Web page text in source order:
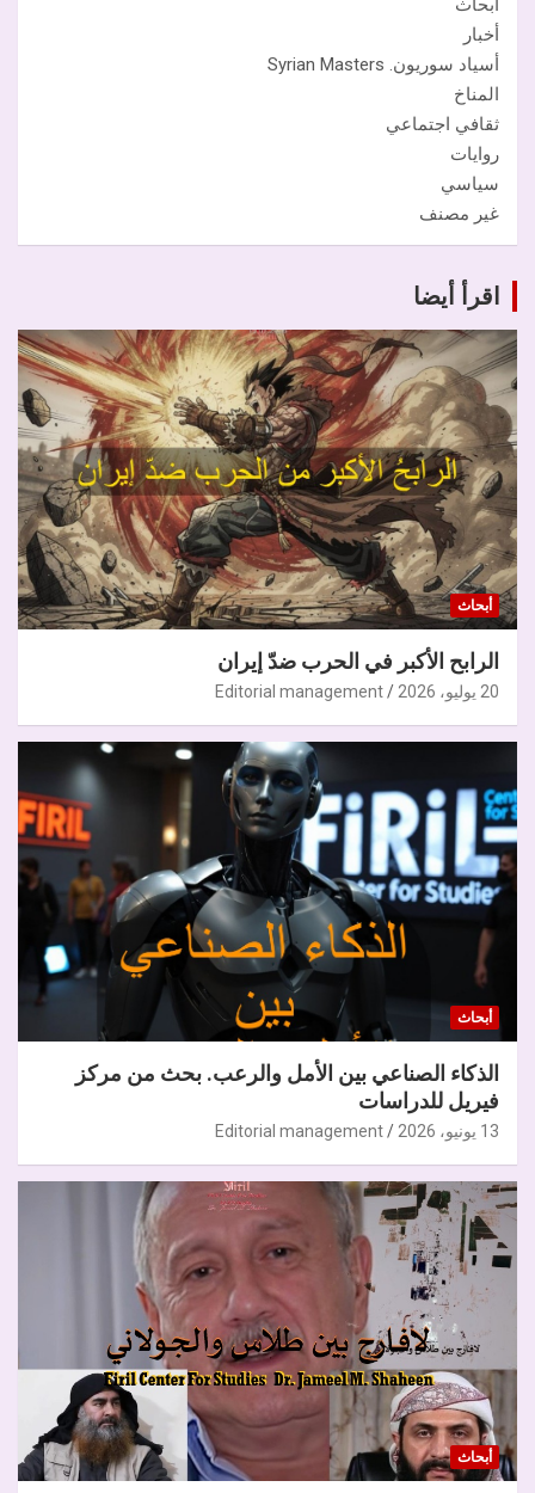
أبحاث
أخبار
أسياد سوريون. Syrian Masters
المناخ
ثقافي اجتماعي
روايات
سياسي
غير مصنف
اقرأ أيضا
أبحاث
الرابح الأكبر في الحرب ضدّ إيران
20 يوليو، 2026 Editorial management
أبحاث
الذكاء الصناعي بين الأمل والرعب. بحث من مركز
فيريل للدراسات
13 يونيو، 2026 Editorial management
أبحاث